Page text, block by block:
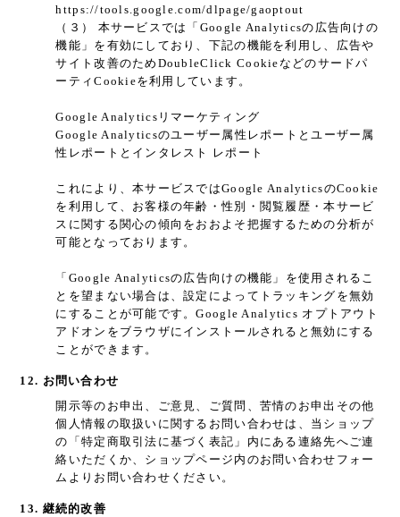
https://tools.google.com/dlpage/gaoptout
（３） 本サービスでは「Google Analyticsの広告向けの
機能」を有効にしており、下記の機能を利用し、広告や
サイト改善のためDoubleClick Cookieなどのサードパ
ーティCookieを利用しています。
Google Analyticsリマーケティング
Google Analyticsのユーザー属性レポートとユーザー属
性レポートとインタレスト レポート
これにより、本サービスではGoogle AnalyticsのCookie
を利用して、お客様の年齢・性別・閲覧履歴・本サービ
スに関する関心の傾向をおおよそ把握するための分析が
可能となっております。
「Google Analyticsの広告向けの機能」を使用されるこ
とを望まない場合は、設定によってトラッキングを無効
にすることが可能です。Google Analytics オプトアウト
アドオンをブラウザにインストールされると無効にする
ことができます。
12. お問い合わせ
開示等のお申出、ご意見、ご質問、苦情のお申出その他
個人情報の取扱いに関するお問い合わせは、当ショップ
の「特定商取引法に基づく表記」内にある連絡先へご連
絡いただくか、ショップページ内のお問い合わせフォー
ムよりお問い合わせください。
13. 継続的改善